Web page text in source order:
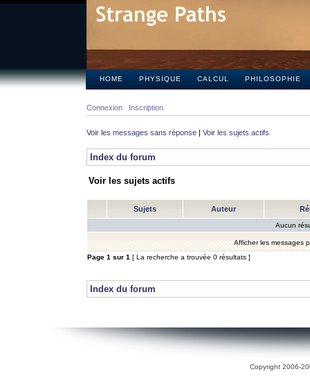
HOME PHYSIQUE CALCUL PHILOSOPHIE
Connexion Inscription
Voir les messages sans réponse | Voir les sujets actifs
Index du forum
Voir les sujets actifs
Sujets Auteur
Aucun
Afficher les messages
Page 1 sur 1 [ La recherche a trouvée 0 résultats ]
Index du forum
Copyright 2006-